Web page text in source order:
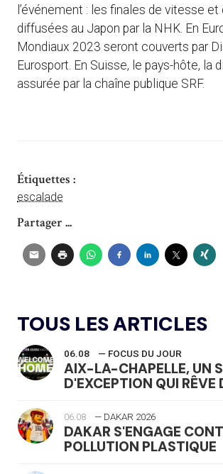
l’événement : les finales de vitesse
diffusées au Japon par la NHK. En
Mondiaux 2023 seront couverts par
Eurosport. En Suisse, le pays-hôte, la
assurée par la chaîne publique SRF.
Étiquettes :
escalade
Partager ...
TOUS LES ARTICLES
06.08 — FOCUS DU JOUR
AIX-LA-CHAPELLE, UN
D'EXCEPTION QUI RÊVE
06.08 — DAKAR 2026
DAKAR S'ENGAGE
POLLUTION PLASTIQUE